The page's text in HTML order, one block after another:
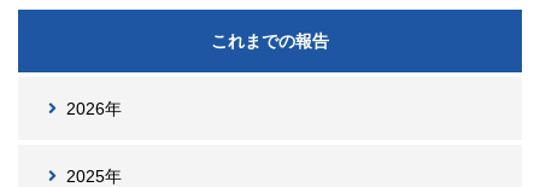
これまでの報告
2026年
2025年